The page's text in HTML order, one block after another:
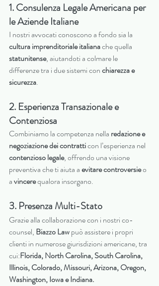
1. Consulenza Legale Americana per
le Aziende Italiane
I nostri avvocati conoscono a fondo sia la
cultura imprenditoriale italiana che quella
statunitense, aiutandoti a colmare le
differenze tra i due sistemi con chiarezza e
sicurezza.
2. Esperienza Transazionale e
Contenziosa
Combiniamo la competenza nella redazione e
negoziazione dei contratti con l’esperienza nel
contenzioso legale, offrendo una visione
preventiva che ti aiuta a evitare controversie o
a vincere qualora insorgano.
3. Presenza Multi-Stato
Grazie alla collaborazione con i nostri co-
counsel, Biazzo Law può assistere i propri
clienti in numerose giurisdizioni americane, tra
cui:Florida, North Carolina, South Carolina,
Illinois, Colorado, Missouri, Arizona, Oregon,
Washington, Iowa e Indiana.